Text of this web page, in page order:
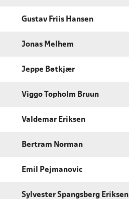
Gustav Friis Hansen
Jonas Melhem
Jeppe Bøtkjær
Viggo Topholm Bruun
Valdemar Eriksen
Bertram Norman
Emil Pejmanovic
Sylvester Spangsberg Eriksen